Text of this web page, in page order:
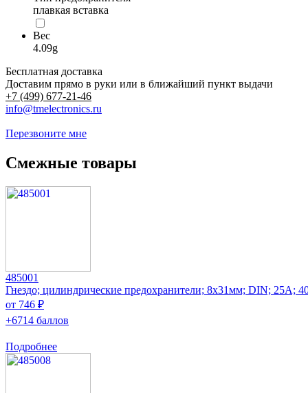
плавкая вставка
Вес
4.09g
Бесплатная доставка
Доставим прямо в руки или в ближайший пункт выдачи
+7 (499) 677-21-46
info@tmelectronics.ru
Перезвоните мне
Смежные товары
485001
Гнездо; цилиндрические предохранители; 8x31мм; DIN; 25А;
от 746 ₽
+6714 баллов
Подробнее